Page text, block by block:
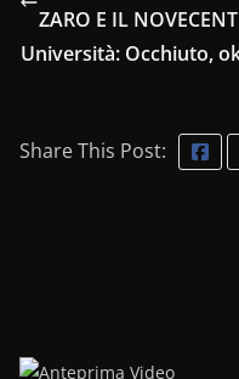
ZARO E IL
Università: Occhiuto,
Share This Post: